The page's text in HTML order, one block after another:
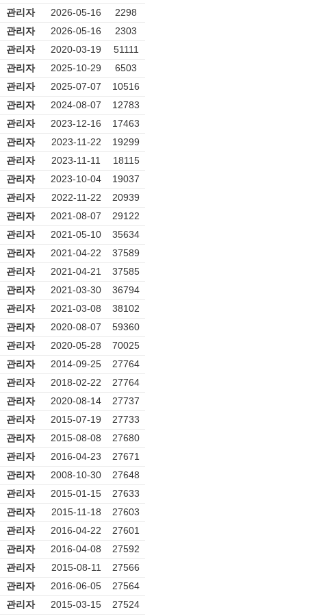
관리자 2026-05-16
2298
관리자 2026-05-16
2303
관리자 2020-03-19
51111
관리자 2025-10-29
6503
관리자 2025-07-07
10516
관리자 2024-08-07
12783
관리자 2023-12-16
17463
관리자 2023-11-22
19299
관리자 2023-11-11
18115
관리자 2023-10-04
19037
관리자 2022-11-22
20939
관리자 2021-08-07
29122
관리자 2021-05-10
35634
관리자 2021-04-22
37589
관리자 2021-04-21
37585
관리자 2021-03-30
36794
관리자 2021-03-08
38102
관리자 2020-08-07
59360
관리자 2020-05-28
70025
관리자 2014-09-25
27764
관리자 2018-02-22
27764
관리자 2020-08-14
27737
관리자 2015-07-19
27733
관리자 2015-08-08
27680
관리자 2016-04-23
27671
관리자 2008-10-30
27648
관리자 2015-01-15
27633
관리자 2015-11-18
27603
관리자 2016-04-22
27601
관리자 2016-04-08
27592
관리자 2015-08-11
27566
관리자 2016-06-05
27564
관리자 2015-03-15
27524